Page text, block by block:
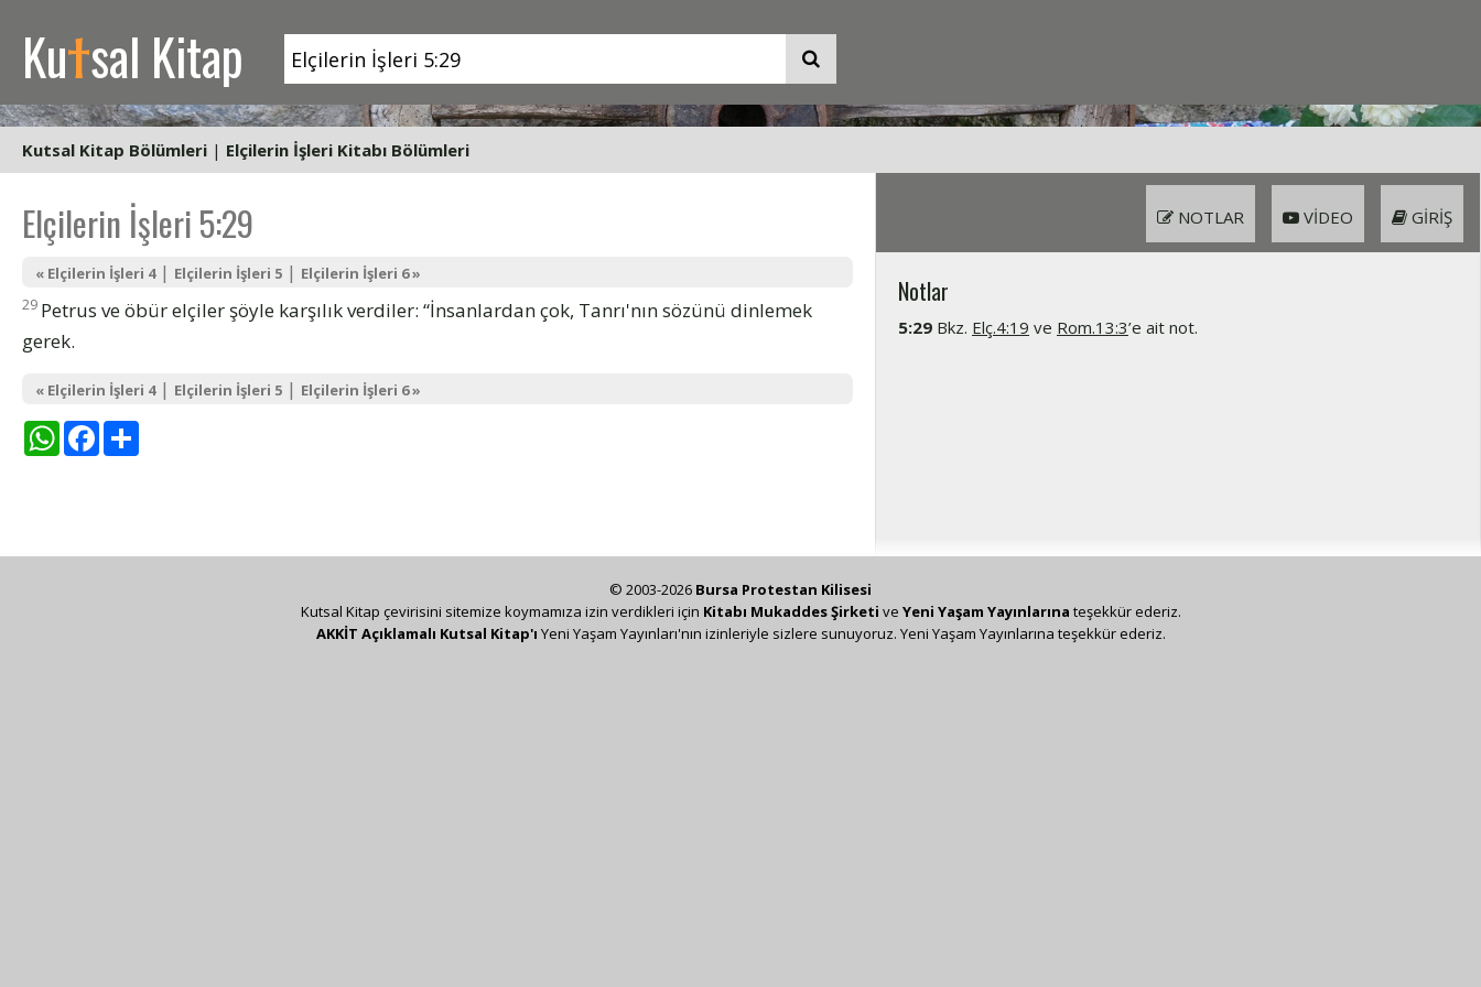
Kutsal Kitap
Kutsal Kitap Bölümleri | Elçilerin İşleri Kitabı Bölümleri
Elçilerin İşleri 5:29
« Elçilerin İşleri 4| Elçilerin İşleri 5 | Elçilerin İşleri 6 »
29 Petrus ve öbür elçiler şöyle karşılık verdiler: “İnsanlardan çok, Tanrı'nın sözünü dinlemek
gerek.
« Elçilerin İşleri 4| Elçilerin İşleri 5 | Elçilerin İşleri 6 »
WhatsAppFacebook
GIRIŞ
VIDEO
NOTLAR
Notlar
5:29 Bkz. Elç.4:19 ve Rom.13:3’e ait not.
© 2003-2026 Bursa Protestan Kilisesi
Kutsal Kitap çevirisini sitemize koymamıza izin verdikleri için Kitabı Mukaddes Şirketi ve Yeni Yaşam Yayınlarına teşekkür ederiz.
AKKİT Açıklamalı Kutsal Kitap'ı Yeni Yaşam Yayınları'nın izinleriyle sizlere sunuyoruz. Yeni Yaşam Yayınlarına teşekkür ederiz.